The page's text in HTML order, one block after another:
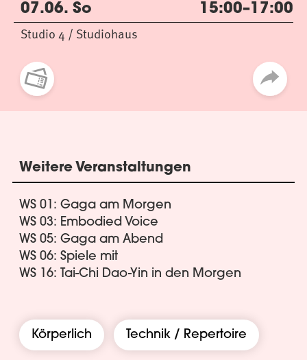
07.06. So 15:00–17:00
Studio 4 / Studiohaus
Weitere Veranstaltungen
WS 01: Gaga am Morgen
WS 03: Embodied Voice
WS 05: Gaga am Abend
WS 06: Spiele mit
WS 16: Tai-Chi Dao-Yin in den Morgen
Körperlich Technik / Repertoire